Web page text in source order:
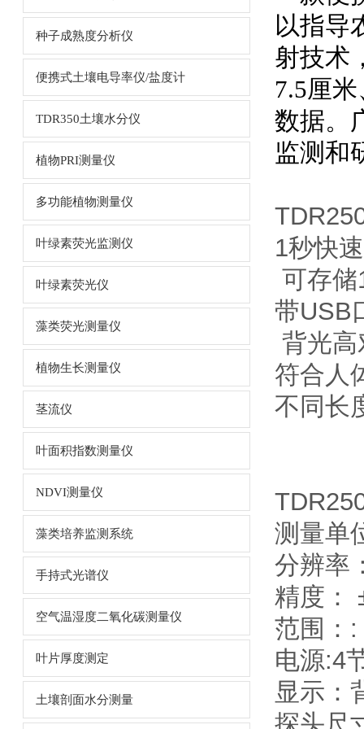
种子成熟度分析仪
便携式土壤电导率仪/盐度计
TDR350土壤水分仪
植物PRI测量仪
多功能植物测量仪
叶绿素荧光监测仪
叶绿素荧光仪
藻类荧光测量仪
植物生长测量仪
茎流仪
叶面积指数测量仪
NDVI测量仪
藻类培养监测系统
手持式光谱仪
空气温湿度二氧化碳测量仪
叶片厚度测定
土壤剖面水分测量
以指导
射技术
7.5厘
数据。
监测和
1秒快
可存储
带USB
背光
符合人
不同长
测量单
分辨率
精度：
范围：
电源:4
显示：